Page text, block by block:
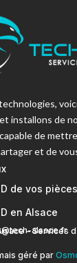
installons de
de
et de
de vos pièces
en Alsace
alsace.fr
– Services
géré par